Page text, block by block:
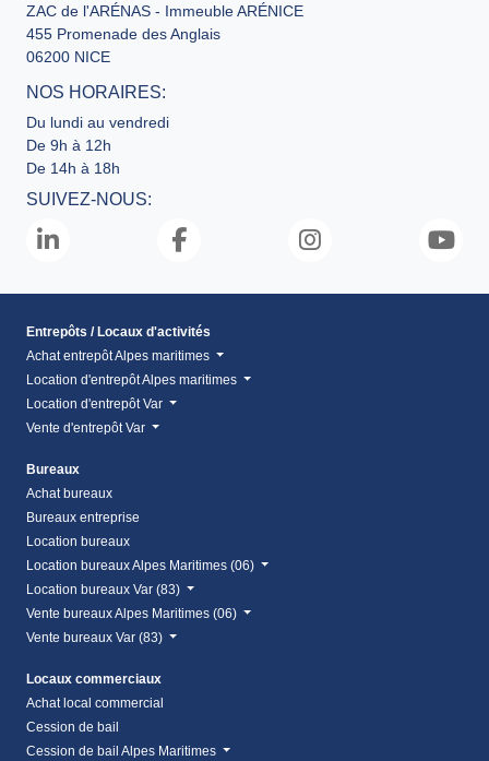
ZAC de l'ARÉNAS - Immeuble ARÉNICE
455 Promenade des Anglais
06200 NICE
NOS HORAIRES:
Du lundi au vendredi
De 9h à 12h
De 14h à 18h
SUIVEZ-NOUS:
Entrepôts / Locaux d'activités
Achat entrepôt Alpes maritimes
Location d'entrepôt Alpes maritimes
Location d'entrepôt Var
Vente d'entrepôt Var
Bureaux
Achat bureaux
Bureaux entreprise
Location bureaux
Location bureaux Alpes Maritimes (06)
Location bureaux Var (83)
Vente bureaux Alpes Maritimes (06)
Vente bureaux Var (83)
Locaux commerciaux
Achat local commercial
Cession de bail
Cession de bail Alpes Maritimes